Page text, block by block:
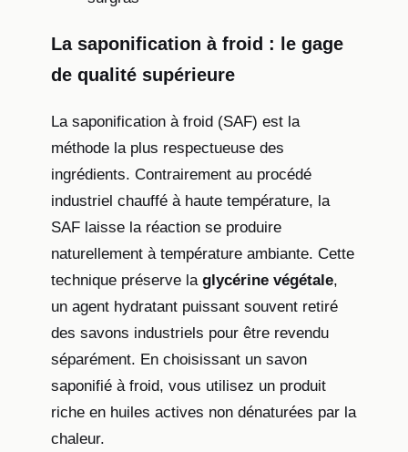
La saponification à froid : le gage
de qualité supérieure
La saponification à froid (SAF) est la
méthode la plus respectueuse des
ingrédients. Contrairement au procédé
industriel chauffé à haute température, la
SAF laisse la réaction se produire
naturellement à température ambiante. Cette
technique préserve la glycérine végétale,
un agent hydratant puissant souvent retiré
des savons industriels pour être revendu
séparément. En choisissant un savon
saponifié à froid, vous utilisez un produit
riche en huiles actives non dénaturées par la
chaleur.